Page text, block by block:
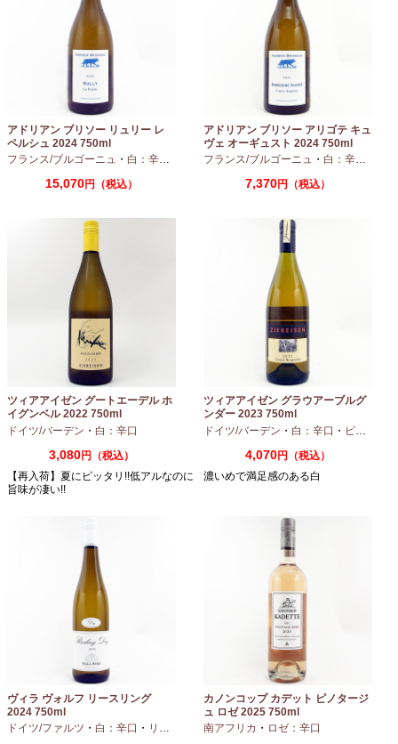
アドリアン ブリソー リュリー レ
ペルシュ 2024 750ml
フランス/ブルゴーニュ ・ 白：辛口 シャルドネ
15,070円（税込）
アドリアン ブリソー アリゴテ キュ
ヴェ オーギュスト 2024 750ml
フランス/ブルゴーニュ ・ 白：辛口
7,370円（税込）
ツィアアイゼン グートエーデル ホ
イグンベル 2022 750ml
ドイツ/バーデン ・ 白：辛口
3,080円（税込）
【再入荷】夏にピッタリ!!低アルなのに
旨味が凄い!!
ツィアアイゼン グラウアーブルグ
ンダー 2023 750ml
ドイツ/バーデン ・ 白：辛口 ・ ピノグリ
4,070円（税込）
濃いめで満足感のある白
ヴィラ ヴォルフ リースリング
2024 750ml
ドイツ/ファルツ ・ 白：辛口 ・ リースリング
カノンコップ カデット ピノタージ
ュ ロゼ 2025 750ml
南アフリカ ・ ロゼ：辛口